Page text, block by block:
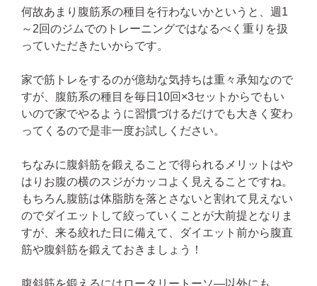
何故あまり腹筋系の種目を行わないかというと、週1
～2回のジムでのトレーニングではなるべく重りを扱
っていただきたいからです。
家で筋トレをするのが億劫な気持ちは重々承知なので
すが、腹筋系の種目を毎日10回×3セットからでもい
いので家でやるように習慣づけるだけでも大きく変わ
ってくるので是非一度お試しください。
ちなみに腹斜筋を鍛えることで得られるメリットはや
はりお腹の横のスジがカッコよく見えることですね。
もちろん腹筋は体脂肪を落とさないと割れて見えない
のでダイエットして絞っていくことが大前提となりま
すが、来る絞れた日に備えて、ダイエット前から腹直
筋や腹斜筋を鍛えておきましょう！
腹斜筋を鍛えるにはロータリートーソ―以外にも